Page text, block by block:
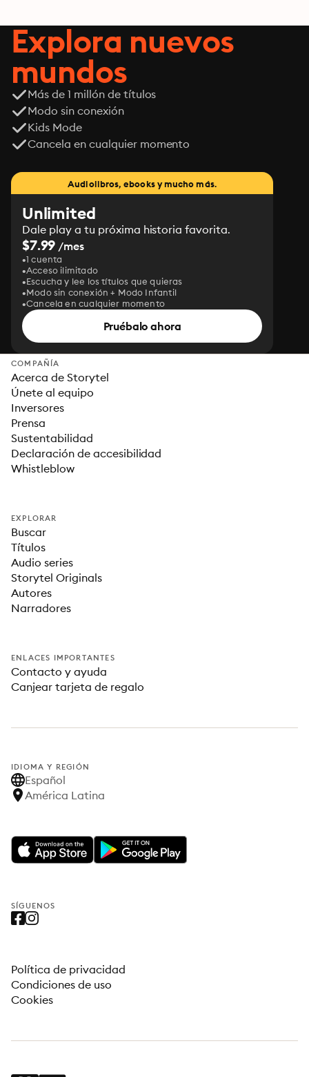
Explora nuevos
mundos
Más de 1 millón de títulos
Modo sin conexión
Kids Mode
Cancela en cualquier momento
Audiolibros, ebooks y mucho más.
Unlimited
Dale play a tu próxima historia favorita.
$7.99 /mes
1 cuenta
Acceso ilimitado
Escucha y lee los títulos que quieras
Modo sin conexión + Modo Infantil
Cancela en cualquier momento
Pruébalo ahora
COMPAÑÍA
Acerca de Storytel
Únete al equipo
Inversores
Prensa
Sustentabilidad
Declaración de accesibilidad
Whistleblow
EXPLORAR
Buscar
Títulos
Audio series
Storytel Originals
Autores
Narradores
ENLACES IMPORTANTES
Contacto y ayuda
Canjear tarjeta de regalo
IDIOMA Y REGIÓN
Español
América Latina
SÍGUENOS
Política de privacidad
Condiciones de uso
Cookies